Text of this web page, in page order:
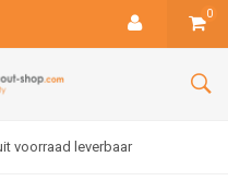
0
voorraad leverbaar